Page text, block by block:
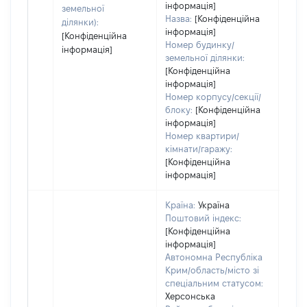
земельної
ділянки):
[Конфіденційна
інформація]
інформація]
Назва: [Конфіденційна
інформація]
Номер будинку/
земельної ділянки:
[Конфіденційна
інформація]
Номер корпусу/секції/
блоку: [Конфіденційна
інформація]
Номер квартири/
кімнати/гаражу:
[Конфіденційна
інформація]
Країна: Україна
Поштовий індекс:
[Конфіденційна
інформація]
Автономна Республіка
Крим/область/місто зі
спеціальним статусом:
Херсонська